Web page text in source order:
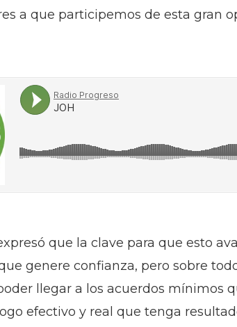
a que participemos de esta gran
que la clave para que esto
genere confianza, pero sobre
llegar a los acuerdos mínimos
efectivo y real que tenga